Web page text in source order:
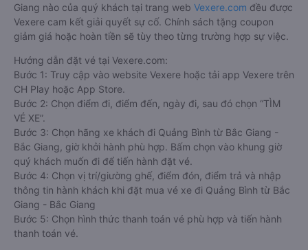
Giang nào của quý khách tại trang web Vexere.com đều được
Vexere cam kết giải quyết sự cố. Chính sách tặng coupon
giảm giá hoặc hoàn tiền sẽ tùy theo từng trường hợp sự việc.
Hướng dẫn đặt vé tại Vexere.com:
Bước 1: Truy cập vào website Vexere hoặc tải app Vexere trên
CH Play hoặc App Store.
Bước 2: Chọn điểm đi, điểm đến, ngày đi, sau đó chọn “TÌM
VÉ XE”.
Bước 3: Chọn hãng xe khách đi Quảng Bình từ Bắc Giang -
Bắc Giang, giờ khởi hành phù hợp. Bấm chọn vào khung giờ
quý khách muốn đi để tiến hành đặt vé.
Bước 4: Chọn vị trí/giường ghế, điểm đón, điểm trả và nhập
thông tin hành khách khi đặt mua vé xe đi Quảng Bình từ Bắc
Giang - Bắc Giang
Bước 5: Chọn hình thức thanh toán vé phù hợp và tiến hành
thanh toán vé.